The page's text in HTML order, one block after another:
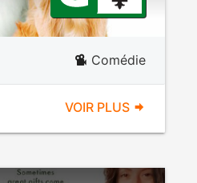
Comédie
VOIR PLUS